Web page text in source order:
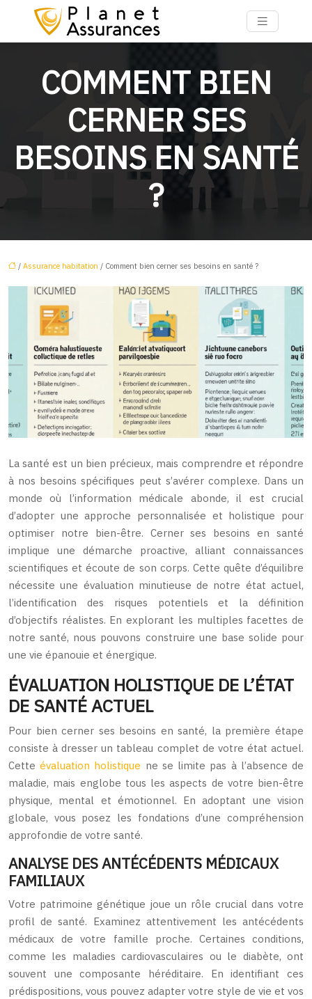
COMMENT BIEN
CERNER SES
BESOINS EN SANTÉ
?
/ Assurance habitation / Comment bien cerner ses besoins en santé ?
La santé est un bien précieux, mais comprendre et répondre
à nos besoins spécifiques peut s’avérer complexe. Dans un
monde où l’information médicale abonde, il est crucial
d’adopter une approche personnalisée et holistique pour
optimiser notre bien-être. Cerner ses besoins en santé
implique une démarche proactive, alliant connaissances
scientifiques et écoute de son corps. Cette quête d’équilibre
nécessite une évaluation minutieuse de notre état actuel,
l’identification des risques potentiels et la définition
d’objectifs réalistes. En explorant les multiples facettes de
notre santé, nous pouvons construire une base solide pour
une vie épanouie et énergique.
ÉVALUATION HOLISTIQUE DE L’ÉTAT
DE SANTÉ ACTUEL
Pour bien cerner ses besoins en santé, la première étape
consiste à dresser un tableau complet de votre état actuel.
Cetteévaluation holistique ne se limite pas à l’absence de
maladie, mais englobe tous les aspects de votre bien-être
physique, mental et émotionnel. En adoptant une vision
globale, vous posez les fondations d’une compréhension
approfondie de votre santé.
ANALYSE DES ANTÉCÉDENTS MÉDICAUX
FAMILIAUX
Votre patrimoine génétique joue un rôle crucial dans votre
profil de santé. Examinez attentivement les antécédents
médicaux de votre famille proche. Certaines conditions,
comme les maladies cardiovasculaires ou le diabète, ont
souvent une composante héréditaire. En identifiant ces
prédispositions, vous pouvez adapter votre style de vie et vos